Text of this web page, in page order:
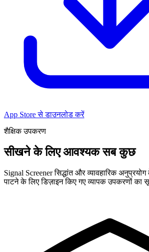
App Store से डाउनलोड करें
शैक्षिक उपकरण
सीखने के लिए आवश्यक सब कुछ
Signal Screener सिद्धांत और व्यावहारिक
पाटने के लिए डिज़ाइन किए गए व्यापक उपकरणों का